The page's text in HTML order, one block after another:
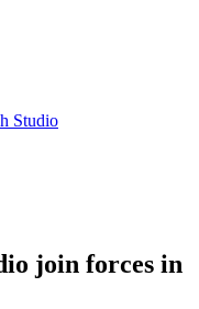
Studio
join forces in